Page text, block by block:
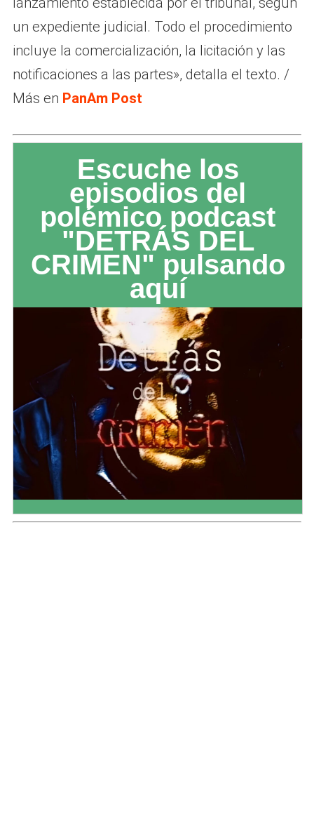
un expediente judicial. Todo el procedimiento
incluye la comercialización, la licitación y las
notificaciones a las partes», detalla el texto. /
Más en PanAm Post
Escuche los
episodios del
polémico podcast
"DETRÁS DEL
CRIMEN" pulsando
aquí